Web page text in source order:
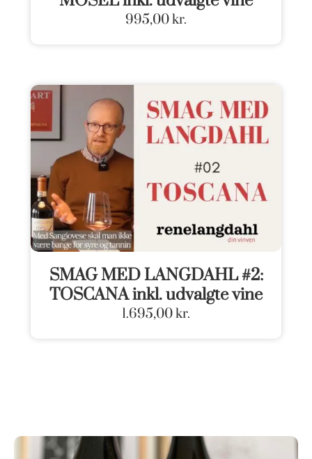
995,00kr.
SMAG MED LANGDAHL #2:
TOSCANA inkl. udvalgte vine
1.695,00kr.